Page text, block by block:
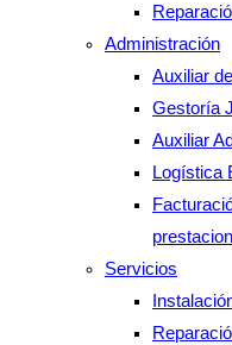
Administración
Auxiliar
Gestoría
Auxiliar
Logística
Servicios